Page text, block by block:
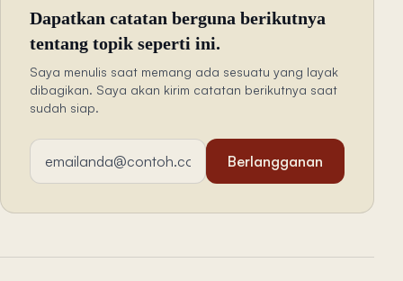
Dapatkan catatan berguna berikutnya
tentang topik seperti ini.
Saya menulis saat memang ada sesuatu yang layak
dibagikan. Saya akan kirim catatan berikutnya saat
sudah siap.
Alamat email
Berlangganan